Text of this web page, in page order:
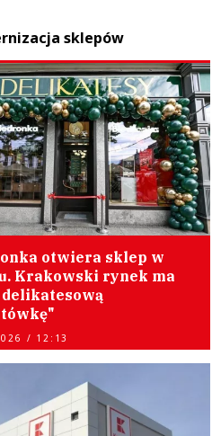
sklepów
otwiera sklep w
Krakowski rynek ma
delikatesową
/ 12:13